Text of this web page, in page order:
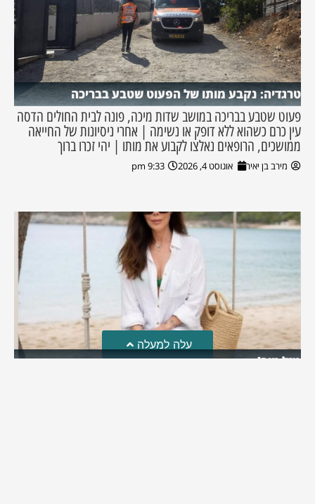
טרגדיה: נקבע מותו של הפעוט שטבע בבריכה
פעוט שטבע בבריכה במושב שדות מיכה, פונה לבית החולים הדסה
עין כרם כשהוא ללא דופק או נשימה | אחרי ניסיונות של החייאה
ממושכים, הרופאים נאלצו לקבוע את מותו | יהי זכרו ברוך
מירב בן יאיר אוגוסט 4, 2026 9:33 pm
מזל טוב!
עלה למעלה